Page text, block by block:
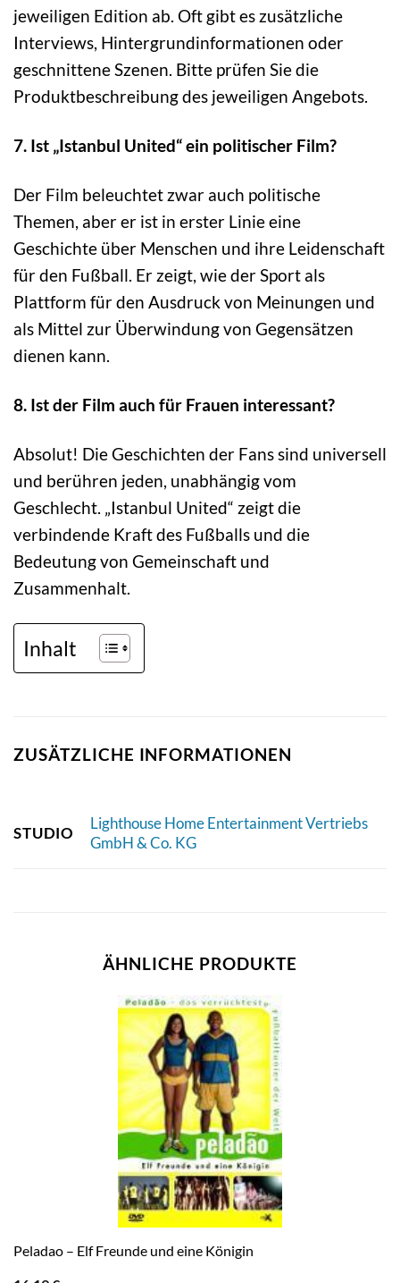
jeweiligen Edition ab. Oft gibt es zusätzliche
Interviews, Hintergrundinformationen oder
geschnittene Szenen. Bitte prüfen Sie die
Produktbeschreibung des jeweiligen Angebots.
7. Ist „Istanbul United“ ein politischer Film?
Der Film beleuchtet zwar auch politische
Themen, aber er ist in erster Linie eine
Geschichte über Menschen und ihre Leidenschaft
für den Fußball. Er zeigt, wie der Sport als
Plattform für den Ausdruck von Meinungen und
als Mittel zur Überwindung von Gegensätzen
dienen kann.
8. Ist der Film auch für Frauen interessant?
Absolut! Die Geschichten der Fans sind universell
und berühren jeden, unabhängig vom
Geschlecht. „Istanbul United“ zeigt die
verbindende Kraft des Fußballs und die
Bedeutung von Gemeinschaft und
Zusammenhalt.
Inhalt
ZUSÄTZLICHE INFORMATIONEN
STUDIO
Lighthouse Home Entertainment Vertriebs
GmbH & Co. KG
ÄHNLICHE PRODUKTE
Peladao – Elf Freunde und eine Königin